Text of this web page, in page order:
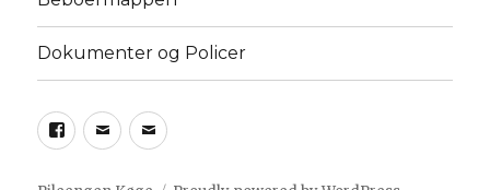
Dokumenter og Policer
Facebook
Kontakt
bestyrelsen
E-